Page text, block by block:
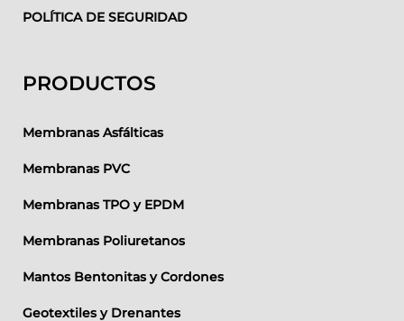
POLÍTICA DE SEGURIDAD
PRODUCTOS
Membranas Asfálticas
Membranas PVC
Membranas TPO y EPDM
Membranas Poliuretanos
Mantos Bentonitas y Cordones
Geotextiles y Drenantes